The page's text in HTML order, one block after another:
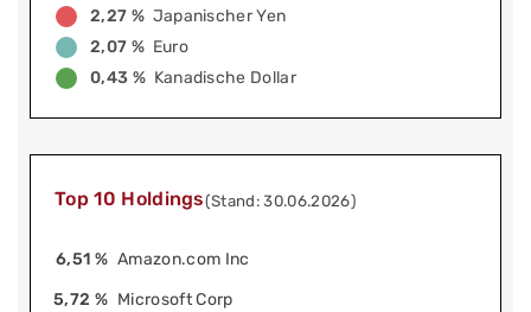
2,27 % Japanischer Yen
2,07 % Euro
0,43 % Kanadische Dollar
Top 10 Holdings(Stand: 30.06.2026)
6,51 % Amazon.com Inc
5,72 % Microsoft Corp